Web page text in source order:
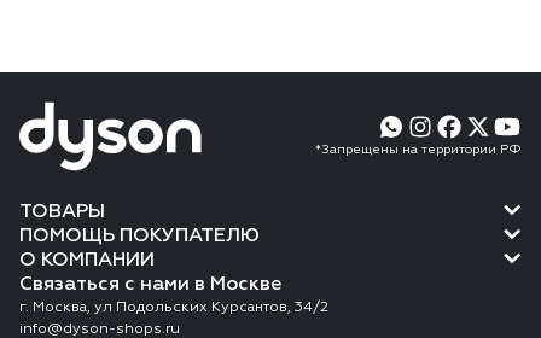
*Запрещены на территории РФ
ТОВАРЫ
ПОМОЩЬ ПОКУПАТЕЛЮ
О КОМПАНИИ
Связаться с нами в Москве
г. Москва, ул Подольских Курсантов, 34/2
info@dyson-shops.ru